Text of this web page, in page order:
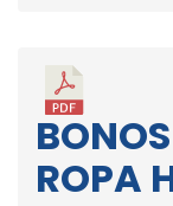
ROPA